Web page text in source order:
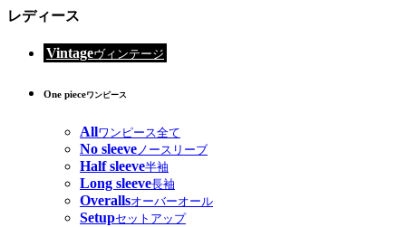
レディース
Vintageヴィンテージ
One pieceワンピース
Allワンピース全て
No sleeveノースリーブ
Half sleeve半袖
Long sleeve長袖
Overallsオーバーオール
Setupセットアップ